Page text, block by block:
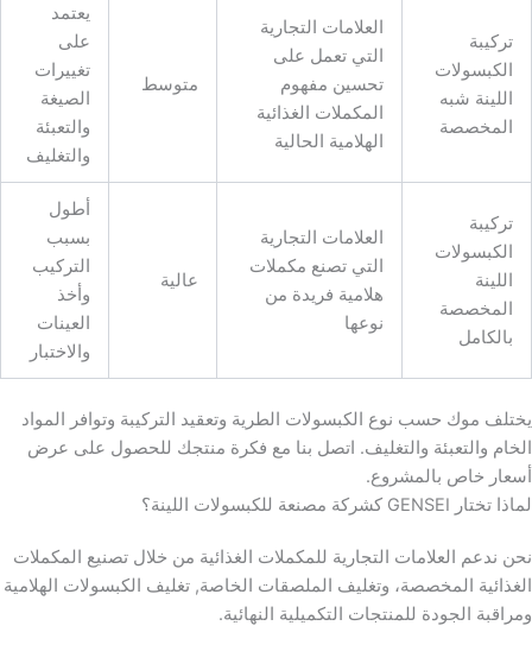
تركيبة
الكبسولات
اللينة شبه
المخصصة
العلامات التجارية
التي تعمل على
تحسين مفهوم
المكملات الغذائية
الهلامية الحالية
متوسط
يعتمد
على
تغييرات
الصيغة
والتعبئة
والتغليف
تركيبة
الكبسولات
اللينة
المخصصة
بالكامل
العلامات التجارية
التي تصنع مكملات
هلامية فريدة من
نوعها
عالية
أطول
بسبب
التركيب
وأخذ
العينات
والاختبار
يختلف موك حسب نوع الكبسولات الطرية وتعقيد التركيبة وتوافر المواد
الخام والتعبئة والتغليف. اتصل بنا مع فكرة منتجك للحصول على عرض
أسعار خاص بالمشروع.
لماذا تختار GENSEI كشركة مصنعة للكبسولات اللينة؟
نحن ندعم العلامات التجارية للمكملات الغذائية من خلال تصنيع المكملات
الغذائية المخصصة، وتغليف الملصقات الخاصة, تغليف الكبسولات الهلامية
ومراقبة الجودة للمنتجات التكميلية النهائية.